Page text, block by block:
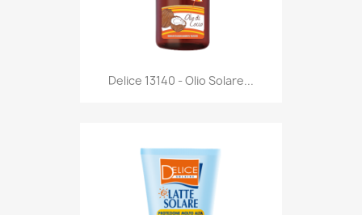
Anteprima
Delice 13140 - Olio Solare...